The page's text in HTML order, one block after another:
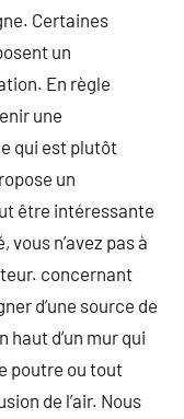
Certaines
un
En règle
une
qui est plutôt
un
être intéressante
n’avez pas à
concernant
d’une source de
d’un mur qui
poutre ou tout
de l’air. Nous